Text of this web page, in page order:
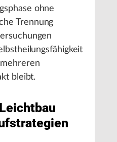
ohne
Trennung
bleibt.